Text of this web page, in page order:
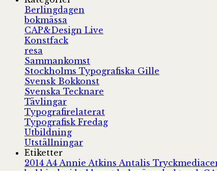
Berlingdagen
bokmässa
CAP&Design Live
Konstfack
resa
Sammankomst
Stockholms Typografiska Gille
Svensk Bokkonst
Svenska Tecknare
Tävlingar
Typografirelaterat
Typografisk Fredag
Utbildning
Utställningar
Etiketter
2014 A4 Annie Atkins Antalis